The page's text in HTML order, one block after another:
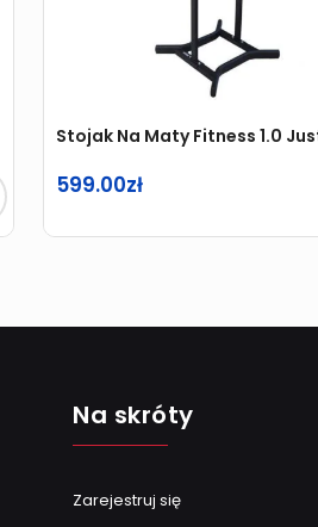
Stojak Na Maty Fitness 1.0
599.00
Na skróty
Zarejestruj się